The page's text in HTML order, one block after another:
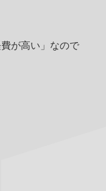
が高い」なので